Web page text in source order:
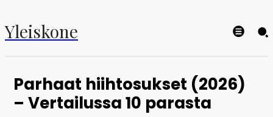
Yleiskone
Parhaat hiihtosukset (2026)
– Vertailussa 10 parasta